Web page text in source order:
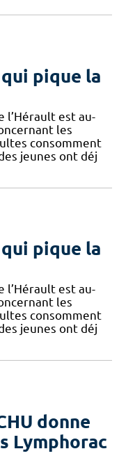
pique la
l’Hérault est au-
les
consomment
jeunes ont déj
pique la
l’Hérault est au-
les
consomment
jeunes ont déj
donne
Lymphorac